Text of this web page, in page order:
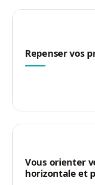
Repenser vos
Vous orienter
horizontale et